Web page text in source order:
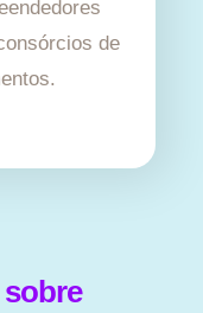
de